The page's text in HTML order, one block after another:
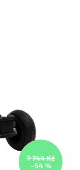
7 744 Kč
–54 %